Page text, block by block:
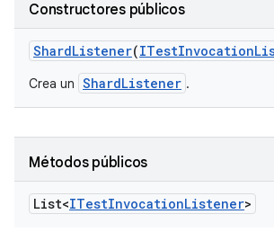
Constructores públicos
ShardListener(ITestInvocation
Crea un ShardListener .
Métodos públicos
List<ITestInvocationListener>